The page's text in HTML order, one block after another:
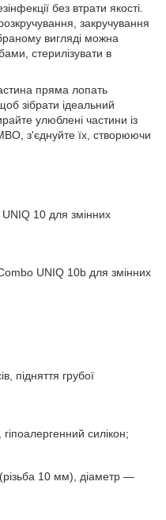
без втрати якості.
закручування
вигляді можна
стерилізувати в
пряма лопать
зібрати ідеальний
улюблені частини із
з'єднуйте їх, створюючи
10 для змінних
UNIQ 10b для змінних
підняття грубої
силікон;
10 мм), діаметр —